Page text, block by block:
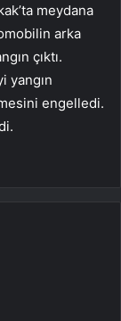
meydana
arka
çıktı.
yangın
engelledi.